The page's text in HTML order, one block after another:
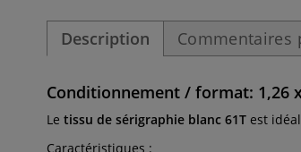
Description Commentaires
Conditionnement / format: 1,26
Le tissu de sérigraphie blanc 61T est
Caractéristiques :